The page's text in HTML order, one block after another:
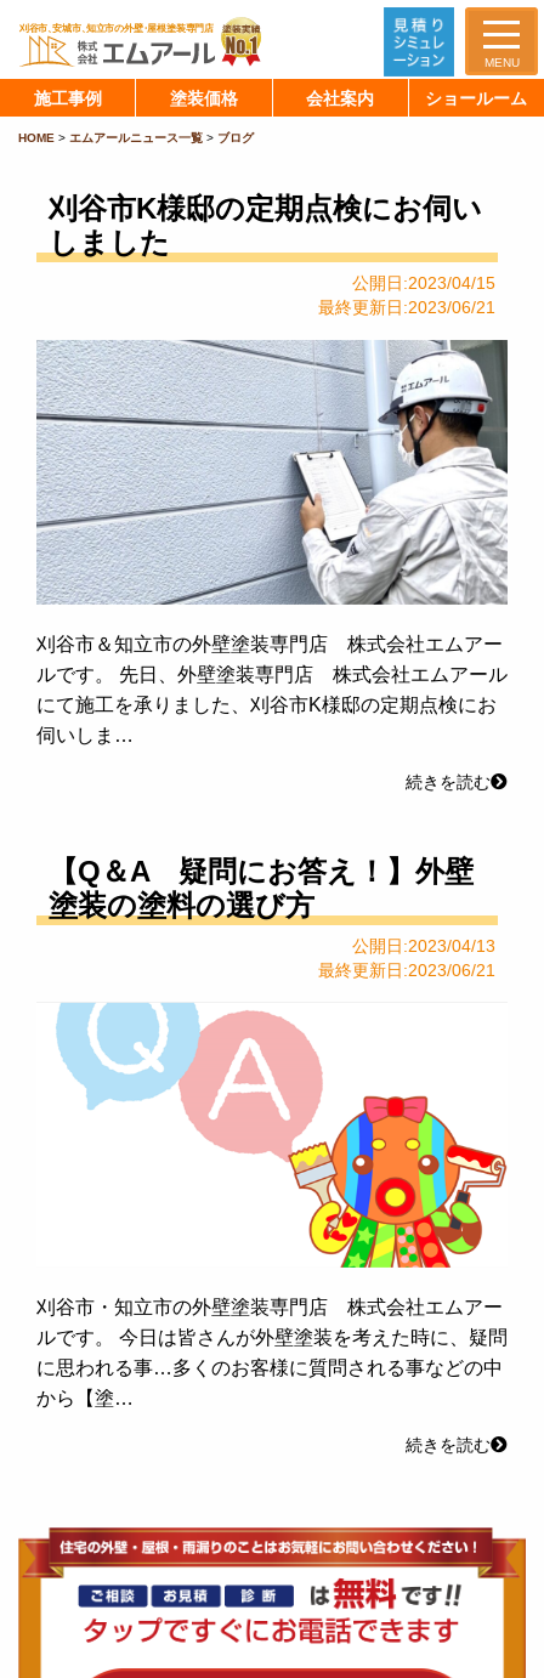
MENU
施工事例 塗装価格 会社案内 ショールーム
HOME > エムアールニュース一覧 > ブログ
刈谷市K様邸の定期点検にお伺い
しました
公開日:2023/04/15
最終更新日:2023/06/21
刈谷市＆知立市の外壁塗装専門店 株式会社エムアー
ルです。 先日、外壁塗装専門店 株式会社エムアール
にて施工を承りました、刈谷市K様邸の定期点検にお
伺いしま…
続きを読む
【Q＆A 疑問にお答え！】外壁
塗装の塗料の選び方
公開日:2023/04/13
最終更新日:2023/06/21
刈谷市・知立市の外壁塗装専門店 株式会社エムアー
ルです。 今日は皆さんが外壁塗装を考えた時に、疑問
に思われる事…多くのお客様に質問される事などの中
から【塗…
続きを読む